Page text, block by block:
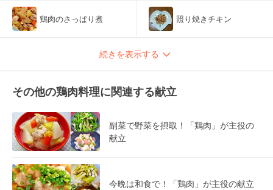
鶏肉のさっぱり煮 照り焼きチキン
続きを表示する
その他の鶏肉料理に関連する献立
副菜で野菜を摂取！「鶏肉」が主役の
献立
今晩は和食で！「鶏肉」が主役の献立